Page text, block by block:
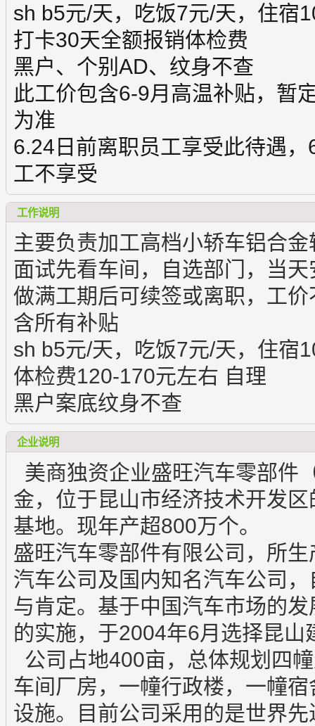
sh b5元/天，吃饭7元/天，住宿
打卡30天全额报销体检费
黑户、个别AD、纹身不查
此工价包含6-9月高温补贴，暂
为准
6.24日前离职员工享受此待遇
工不享受
工作说明
主要负责加工高档小轿车铝合金
面试先看车间，自选部门，当天
做满工期后可续签或离职，工
含所有补贴
sh b5元/天，吃饭7元/天，住宿
体检费120-170元左右 自理
黑户案底纹身不查
企业说明
美商独资企业盛旺汽车零部件
金，位于昆山市经济技术开发
基地。现年产超800万个。
盛旺汽车零部件有限公司，所
汽车公司及国内知名汽车公司
与肯定。基于中国汽车市场的
的实施，于2004年6月选择昆山
公司占地400亩，总体规划四
车间厂房，一幢行政楼，一幢
设施。目前公司采用的是世界